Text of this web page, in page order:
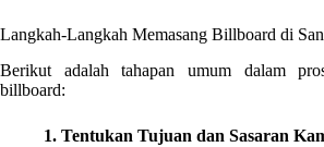
Langkah-Langkah Memasang Billboard di
Berikut adalah tahapan umum dalam
billboard:
1. Tentukan Tujuan dan Sasaran